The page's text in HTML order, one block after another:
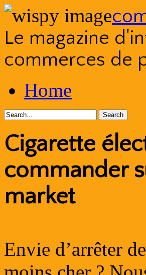
Le magazine
commerces de
to
contentHome
Cigarette
commander
market
Envie d’arrêter